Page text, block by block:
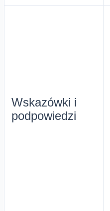
Wskazówki i
podpowiedzi